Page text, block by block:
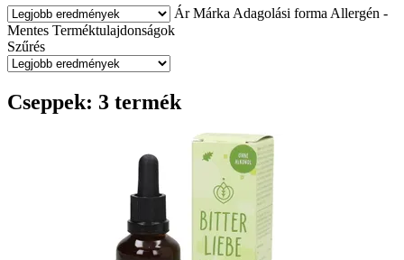
Ár Márka Adagolási forma Allergén -
Mentes Terméktulajdonságok
Szűrés
Cseppek: 3 termék